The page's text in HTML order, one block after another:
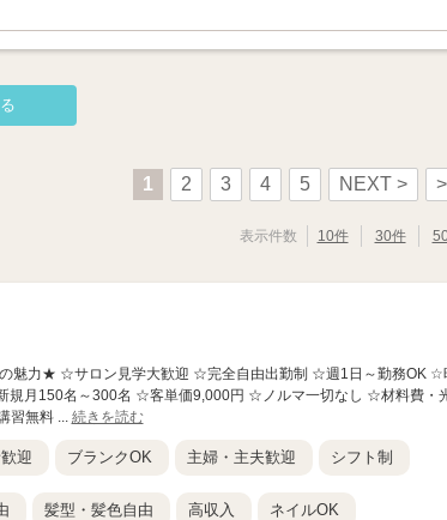
1 2 3 4 5 NEXT >
表示件数 10件 30件
の魅力★ ☆サロン見学大歓迎 ☆完全自由出勤制 ☆週1日～勤務OK ☆
月150名～300名 ☆客単価9,000円 ☆ノルマ一切なし ☆材料費・
習無料 ... 続きを読む
迎 ブランクOK 主婦・主夫歓迎 シフト制
髪型・髪色自由 高収入 ネイルOK